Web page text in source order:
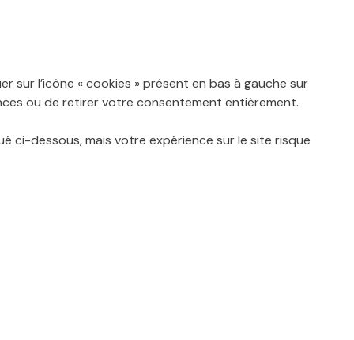
l’icône « cookies » présent en bas à gauche sur
ou de retirer votre consentement entièrement.
ci-dessous, mais votre expérience sur le site risque